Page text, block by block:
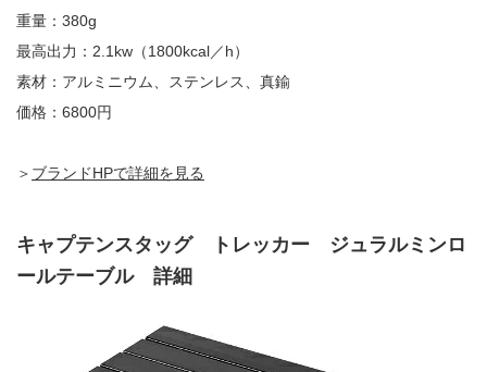
重量：380g
最高出力：2.1kw（1800kcal／h）
素材：アルミニウム、ステンレス、真鍮
価格：6800円
＞ ブランドHPで詳細を見る
キャプテンスタッグ トレッカー ジュラルミンロ
ールテーブル 詳細